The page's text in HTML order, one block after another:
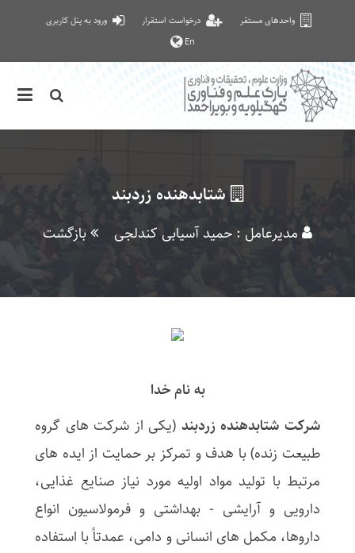
واحدهای مستقر درخواست استقرار
ورود به پنل کاربری
En
شتابدهنده زردبند
مدیرعامل : حمید آسیابی کندلجی بازگشت
به نام خدا
شرکت شتاب­دهنده زردبند (یکی از شرکت های گروه
طبیعت زنده) با هدف و تمرکز بر حمایت از ایده­ های
مرتبط با تولید مواد اولیه مورد نیاز صنایع غذایی،
دارویی و آرایشی - بهداشتی و فرمولاسیون انواع
داروها، مکمل­ های انسانی و دامی، عمدتاً با استفاده